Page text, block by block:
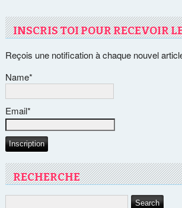
INSCRIS TOI POUR RECEVOIR
Reçois une notification à chaque nouvel
Name*
Email*
RECHERCHE